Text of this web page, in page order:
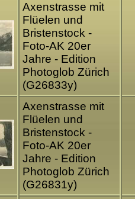
Axenstrasse mit
Flüelen und
Bristenstock -
Foto-AK 20er
Jahre - Edition
Photoglob Zürich
(G26833y)
Axenstrasse mit
Flüelen und
Bristenstock -
Foto-AK 20er
Jahre - Edition
Photoglob Zürich
(G26831y)